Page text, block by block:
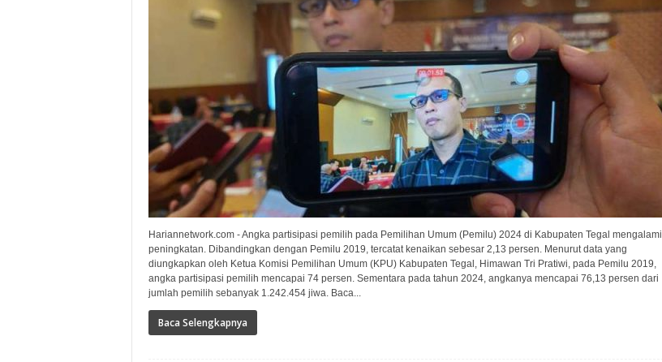
Hariannetwork.com - Angka partisipasi pemilih pada Pemilihan Umum (Pemilu) 2024 di Kabupaten Tegal mengalami
peningkatan. Dibandingkan dengan Pemilu 2019, tercatat kenaikan sebesar 2,13 persen. Menurut data yang
diungkapkan oleh Ketua Komisi Pemilihan Umum (KPU) Kabupaten Tegal, Himawan Tri Pratiwi, pada Pemilu 2019,
angka partisipasi pemilih mencapai 74 persen. Sementara pada tahun 2024, angkanya mencapai 76,13 persen dari
jumlah pemilih sebanyak 1.242.454 jiwa. Baca...
Baca Selengkapnya